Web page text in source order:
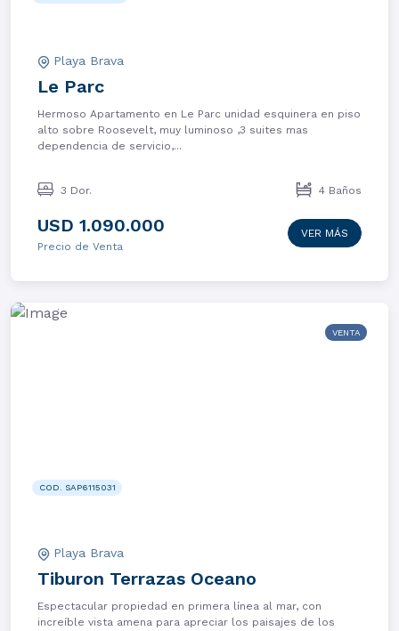
Playa Brava
Le Parc
Hermoso Apartamento en Le Parc unidad esquinera en piso
alto sobre Roosevelt, muy luminoso ,3 suites mas
dependencia de servicio,...
3 Dor. 4 Baños
USD 1.090.000
Precio de Venta
VER MÁS
VENTA
COD. SAP6115031
Playa Brava
Tiburon Terrazas Oceano
Espectacular propiedad en primera línea al mar, con
increíble vista amena para apreciar los paisajes de los